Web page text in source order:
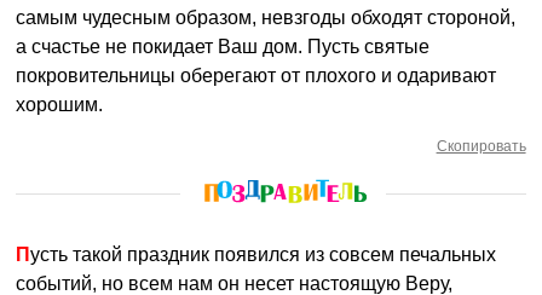
самым чудесным образом, невзгоды обходят стороной,
а счастье не покидает Ваш дом. Пусть святые
покровительницы оберегают от плохого и одаривают
хорошим.
Скопировать
Пусть такой праздник появился из совсем печальных
событий, но всем нам он несет настоящую Веру,